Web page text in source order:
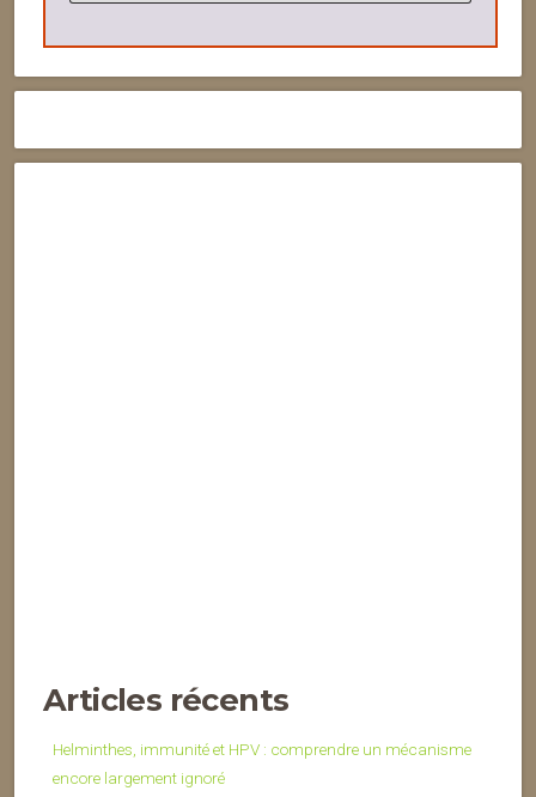
Articles récents
Helminthes, immunité et HPV : comprendre un mécanisme
encore largement ignoré